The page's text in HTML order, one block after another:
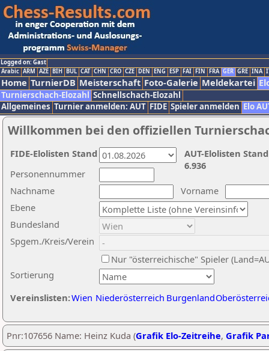
Logged on: Gast
Arabic ARM AZE BIH BUL CAT CHN CRO CZE DEN ENG ESP FAI FIN FRA GER GRE INA
Home TurnierDB Meisterschaft Foto-Galerie Meldekartei
Turnierschach-Elozahl Schnellschach-Elozahl
Allgemeines Turnier anmelden: AUT FIDE Spieler anmelden Elo
Willkommen bei den offiziellen
Nachname
Vorname
Ebene
Sortierung
Personennummer
Bundesland
Spgem./Kreis/Verein
Nur "österreichische" Spieler
Vereinslisten:Wien Niederösterreich Burgenland
AUT-Elolisten
6.936
FIDE-Elolisten Stand
Pnr:107656 Name: Heinz Kuda (Grafik Elo-Zeitreihe, Grafik